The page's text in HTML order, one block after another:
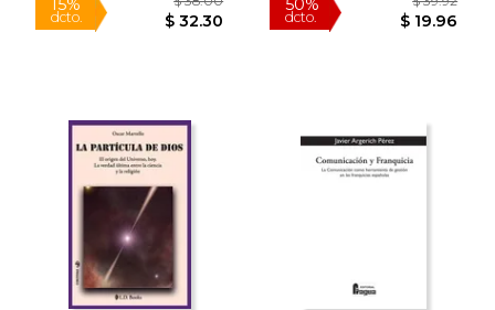
15% 50%
dcto.